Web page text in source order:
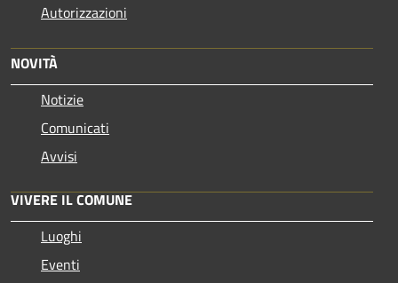
Autorizzazioni
NOVITÀ
Notizie
Comunicati
Avvisi
VIVERE IL COMUNE
Luoghi
Eventi